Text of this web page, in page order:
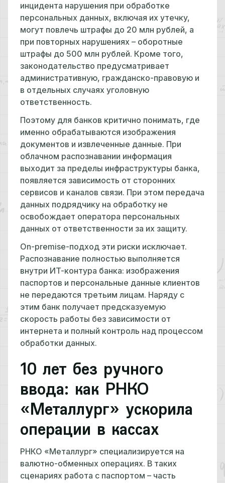
инцидента нарушения при обработке
персональных данных, включая их утечку,
могут повлечь штрафы до 20 млн рублей, а
при повторных нарушениях – оборотные
штрафы до 500 млн рублей. Кроме того,
законодательство предусматривает
административную, гражданско-правовую и
в отдельных случаях уголовную
ответственность.
Поэтому для банков критично понимать, где
именно обрабатываются изображения
документов и извлеченные данные. При
облачном распознавании информация
выходит за пределы инфраструктуры банка,
появляется зависимость от сторонних
сервисов и каналов связи. При этом передача
данных подрядчику на обработку не
освобождает оператора персональных
данных от ответственности за их защиту.
On-premise-подход эти риски исключает.
Распознавание полностью выполняется
внутри ИТ-контура банка: изображения
паспортов и персональные данные клиентов
не передаются третьим лицам. Наряду с
этим банк получает предсказуемую
скорость работы без зависимости от
интернета и полный контроль над процессом
обработки данных.
10 лет без ручного
ввода: как РНКО
«Металлург» ускорила
операции в кассах
РНКО «Металлург» специализируется на
валютно-обменных операциях. В таких
сценариях работа с паспортом – часть